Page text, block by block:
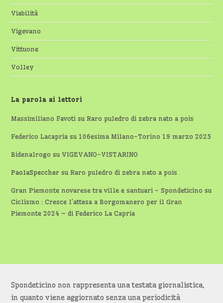
Viabilità
Vigevano
Vittuone
Volley
La parola ai lettori
Massimiliano Favoti suRaro puledro di zebra nato a pois
Federico Lacapria su 106esima Milano-Torino 19 marzo 2025
Bidenalrogo su VIGEVANO-VISTARINO
PaolaSpeccher suRaro puledro di zebra nato a pois
Gran Piemonte novarese tra ville e santuari - Spondeticino su
Ciclismo : Cresce l’attesa a Borgomanero per il Gran
Piemonte 2024 – di Federico La Capria
Spondeticino non rappresenta una testata giornalistica,
in quanto viene aggiornato senza una periodicità